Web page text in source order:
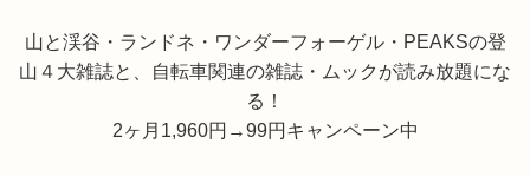
山と渓谷・ランドネ・ワンダーフォーゲル・PEAKSの登
山４大雑誌と、自転車関連の雑誌・ムックが読み放題にな
る！
2ヶ月1,960円→99円キャンペーン中